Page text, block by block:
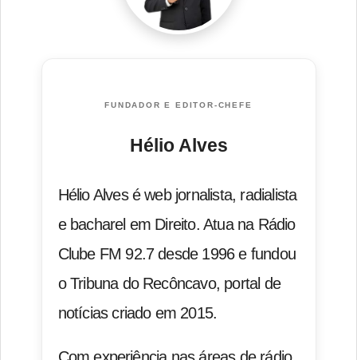
FUNDADOR E EDITOR-CHEFE
Hélio Alves
Hélio Alves é web jornalista, radialista
e bacharel em Direito. Atua na Rádio
Clube FM 92.7 desde 1996 e fundou
o Tribuna do Recôncavo, portal de
notícias criado em 2015.
Com experiência nas áreas de rádio,